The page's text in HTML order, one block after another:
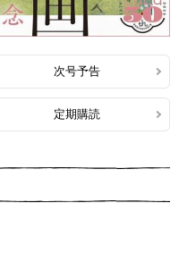
次号予告
定期購読